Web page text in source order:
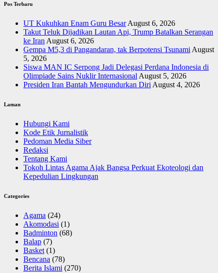
Pos Terbaru
UT Kukuhkan Enam Guru Besar August 6, 2026
Takut Teluk Dijadikan Lautan Api, Trump Batalkan Serangan
ke Iran August 6, 2026
Gempa M5,3 di Pangandaran, tak Berpotensi Tsunami August
5, 2026
Siswa MAN IC Serpong Jadi Delegasi Perdana Indonesia di
Olimpiade Sains Nuklir Internasional August 5, 2026
Presiden Iran Bantah Mengundurkan Diri August 4, 2026
Laman
Hubungi Kami
Kode Etik Jurnalistik
Pedoman Media Siber
Redaksi
Tentang Kami
Tokoh Lintas Agama Ajak Bangsa Perkuat Ekoteologi dan
Kepedulian Lingkungan
Categories
Agama (24)
Akomodasi (1)
Badminton (68)
Balap (7)
Basket (1)
Bencana (78)
Berita Islami (270)